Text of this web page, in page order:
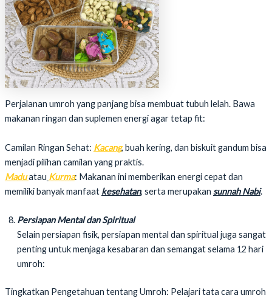
Perjalanan umroh yang panjang bisa membuat tubuh lelah. Bawa
makanan ringan dan suplemen energi agar tetap fit:
Camilan Ringan Sehat: Kacang, buah kering, dan biskuit gandum bisa
menjadi pilihan camilan yang praktis.
Maduatau Kurma: Makanan ini memberikan energi cepat dan
memiliki banyak manfaat kesehatan, serta merupakan sunnah Nabi.
Persiapan Mental dan Spiritual
Selain persiapan fisik, persiapan mental dan spiritual juga sangat
penting untuk menjaga kesabaran dan semangat selama 12 hari
umroh:
Tingkatkan Pengetahuan tentang Umroh: Pelajari tata cara umroh